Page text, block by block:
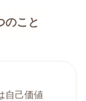
のこと
自己価値